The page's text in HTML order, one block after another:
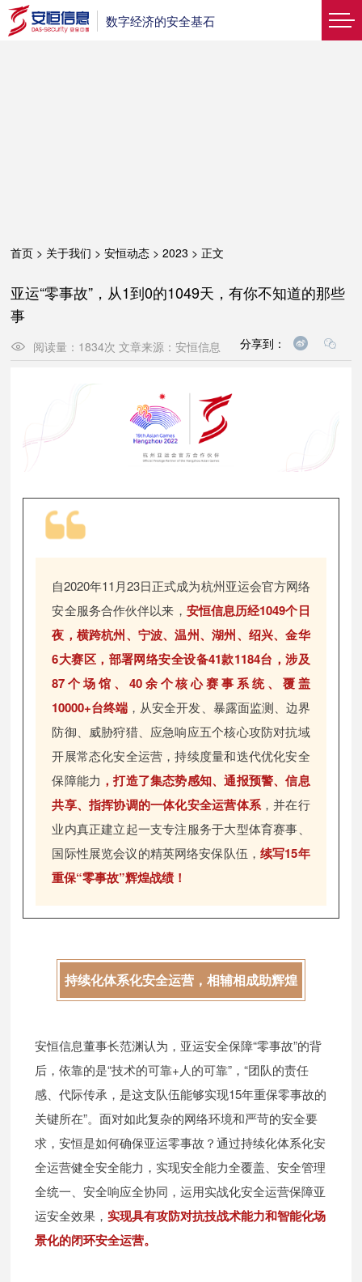
数字经济的安全基石
首页 > 关于我们 >安恒动态 >2023 >正文
亚运“零事故”，从1到0的1049天，有你不知道的那些
事
阅读量： 1834次文章来源：安恒信息 分享到：
自2020年11月23日正式成为杭州亚运会官方网络
安全服务合作伙伴以来， 安恒信息历经1049个日
夜，横跨杭州、宁波、温州、湖州、绍兴、金华
6大赛区，部署网络安全设备41款1184台，涉及
87个场馆、40余个核心赛事系统、覆盖
10000+台终端 ，从安全开发、暴露面监测、边界
防御、威胁狩猎、应急响应五个核心攻防对抗域
开展常态化安全运营，持续度量和迭代优化安全
保障能力 ，打造了集态势感知、通报预警、信息
共享、指挥协调的一体化安全运营体系，并在行
业内真正建立起一支专注服务于大型体育赛事、
国际性展览会议的精英网络安保队伍，续写15年
重保“零事故”辉煌战绩！
持续化体系化安全运营，相辅相成助辉煌
安恒信息董事长范渊认为，亚运安全保障“零事故”的背
后，依靠的是“技术的可靠+人的可靠”，“团队的责任
感、代际传承，是这支队伍能够实现15年重保零事故的
关键所在”。面对如此复杂的网络环境和严苛的安全要
求，安恒是如何确保亚运零事故？通过持续化体系化安
全运营健全安全能力，实现安全能力全覆盖、安全管理
全统一、安全响应全协同，运用实战化安全运营保障亚
运安全效果，实现具有攻防对抗技战术能力和智能化场
景化的闭环安全运营。